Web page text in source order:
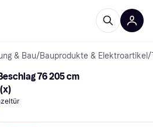
& Bau/Bauprodukte & Elektroartikel /
76 205 cm